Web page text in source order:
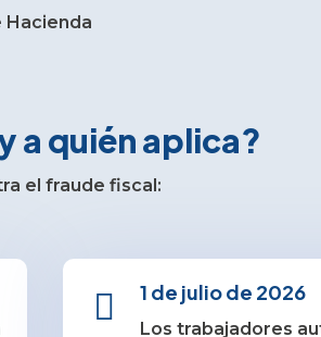
Hacienda
a quién aplica?
el fraude fiscal:
 1 de julio de 2026
Los trabajadores